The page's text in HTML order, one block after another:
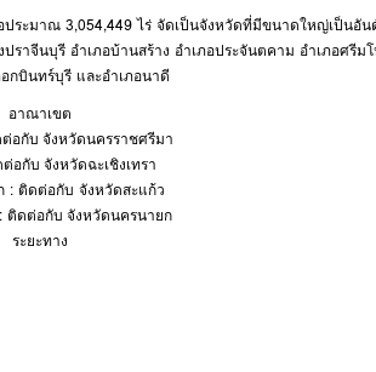
ระมาณ 3,054,449 ไร่ จัดเป็นจังหวัดที่มีขนาดใหญ่เป็นอั
ราจีนบุรี อำเภอบ้านสร้าง อำเภอประจันตคาม อำเภอศรีม
กบินทร์บุรี และอำเภอนาดี
อาณาเขต
อกับ จังหวัดนครราชศรีมา
อกับ จังหวัดฉะเชิงเทรา
: ติดต่อกับ จังหวัดสะแก้ว
ติดต่อกับ จังหวัดนครนายก
ระยะทาง